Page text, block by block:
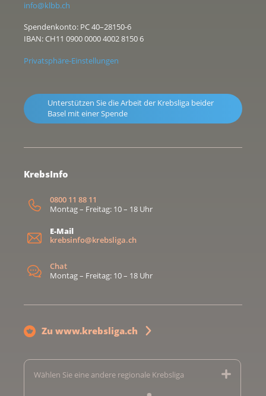
info@klbb.ch
Spendenkonto: PC 40–28150-6
IBAN: CH11 0900 0000 4002 8150 6
Privatsphäre-Einstellungen
Unterstützen Sie die Arbeit der Krebsliga beider
Basel mit einer Spende
KrebsInfo
0800 11 88 11
Montag – Freitag: 10 – 18 Uhr
E-Mail
krebsinfo@krebsliga.ch
Chat
Montag – Freitag: 10 – 18 Uhr
Zu www.krebsliga.ch
Wählen Sie eine andere regionale Krebsliga